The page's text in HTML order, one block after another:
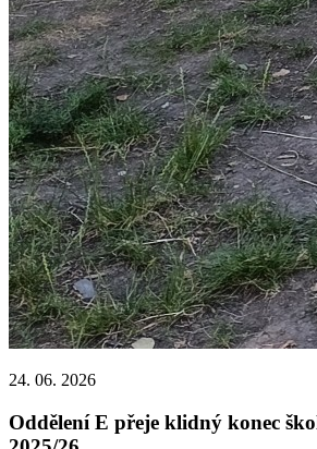
24. 06. 2026
Oddělení E přeje klidný konec